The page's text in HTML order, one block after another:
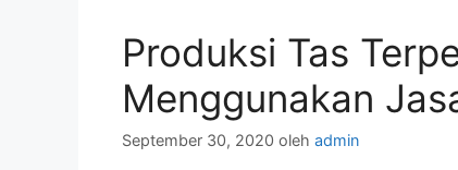
Produksi Tas
Menggunakan
September 30, 2020 oleh admin